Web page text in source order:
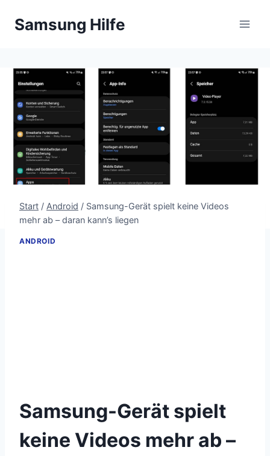
InhaltSamsung Hilfe
Start / Android / Samsung-Gerät spielt keine Videos
mehr ab – daran kann’s liegen
ANDROID
Samsung-Gerät spielt
keine Videos mehr ab –